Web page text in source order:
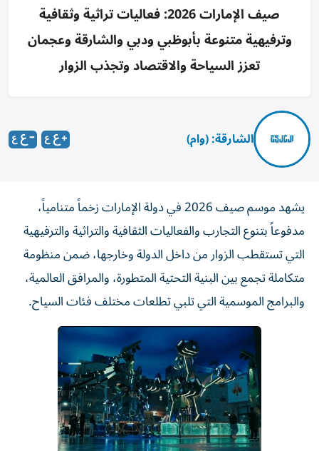
صيف الإمارات 2026: فعاليات تراثية وثقافية
وترفيهية متنوعة بأبوظبي ودبي والشارقة وعجمان
تعزز السياحة والاقتصاد وتجذب الزوار
الشارقة: (وام)
يشهد موسم صيف 2026 في دولة الإمارات زخماً متنامياً،
مدفوعاً بتنوع التجارب والفعاليات الثقافية والتراثية والترفيهية
التي تستقطب الزوار من داخل الدولة وخارجها، ضمن منظومة
متكاملة تجمع بين البنية التحتية المتطورة، والمرافق العالمية،
والبرامج الموسمية التي تلبي تطلعات مختلف فئات السياح.